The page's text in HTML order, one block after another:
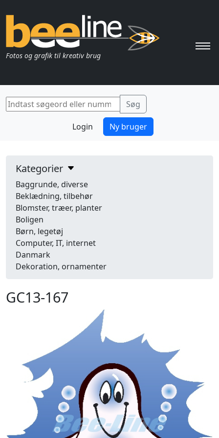
Fotos og grafik til kreativ brug
Login Ny bruger
Kategorier
Baggrunde, diverse
Beklædning, tilbehør
Blomster, træer, planter
Boligen
Børn, legetøj
Computer, IT, internet
Danmark
Dekoration, ornamenter
Dyr
Efterår
Fænomener, begreber
Fastelavn, karneval
Ferie, rejser
Fiskeri
Fly, luftfart
Folkeslag
Fritid, hobby
Frugt, grønt
GC13-167